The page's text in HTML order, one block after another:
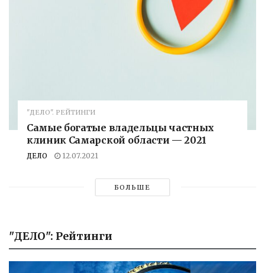
"ДЕЛО". РЕЙТИНГИ
Самые богатые владельцы частных
клиник Самарской области — 2021
ДЕЛО 12.07.2021
БОЛЬШЕ
"ДЕЛО": Рейтинги